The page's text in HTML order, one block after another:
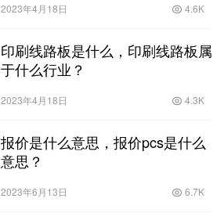
2023年4月18日 4.6K
印刷线路板是什么，印刷线路板属
于什么行业？
2023年4月18日 4.3K
报价是什么意思，报价pcs是什么
意思？
2023年6月13日 6.7K